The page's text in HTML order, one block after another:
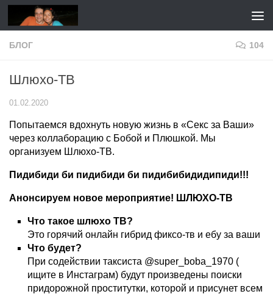
Перейти к содержимому
БЛОГ 104
Шлюхо-ТВ
01.02.2020
Попытаемся вдохнуть новую жизнь в «Секс за Ваши»
через коллаборацию с Бобой и Плюшкой. Мы
организуем Шлюхо-ТВ.
Пидибиди би пидибиди би пидибибидидипиди!!!
Анонсируем новое мероприятие! ШЛЮХО-ТВ
Что такое шлюхо ТВ?
Это горячий онлайн гибрид фиксо-тв и ебу за ваши
Что будет?
При содействии таксиста @super_boba_1970 (
ищите в Инстаграм) будут произведены поиски
придорожной проститутки, которой и присунет всем